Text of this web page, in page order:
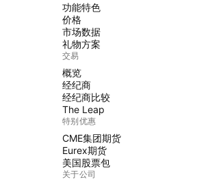
功能特色
价格
市场数据
礼物方案
交易
概览
经纪商
经纪商比较
The Leap
特别优惠
CME集团期货
Eurex期货
美国股票包
关于公司